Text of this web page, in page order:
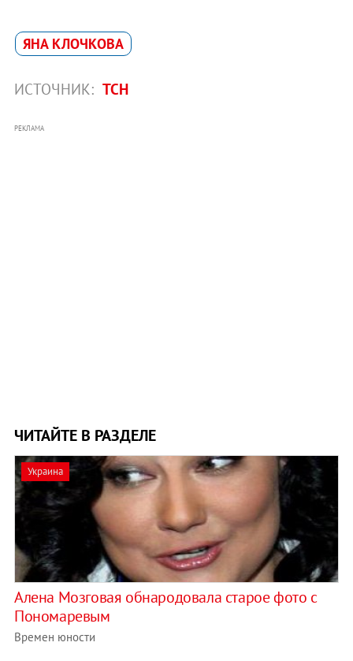
ЯНА КЛОЧКОВА
ИСТОЧНИК: ТСН
РЕКЛАМА
ЧИТАЙТЕ В РАЗДЕЛЕ
Украина
Алена Мозговая обнародовала старое фото с
Пономаревым
Времен юности